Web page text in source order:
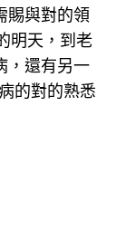
賜與對的領
明天，到老
，還有另一
的對的熟悉